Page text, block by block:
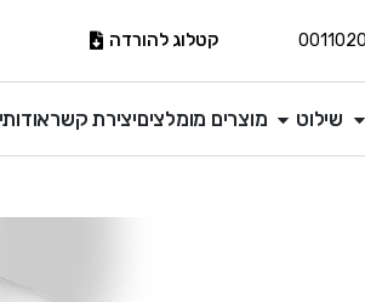
קטלוג להורדה
שילוט מוצרים מומלציםיצירת קשר